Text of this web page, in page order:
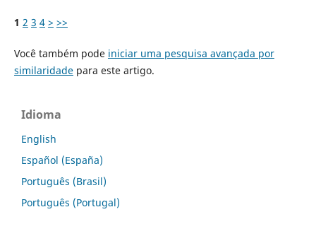
1 2 3 4 > >>
Você também pode iniciar uma pesquisa avançada por
similaridadepara este artigo.
Idioma
English
Español (España)
Português (Brasil)
Português (Portugal)